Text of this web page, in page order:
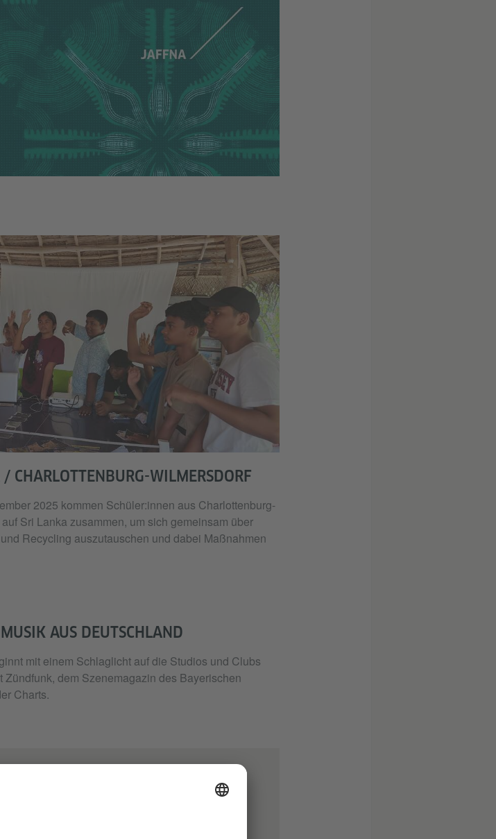
CHARLOTTENBURG-WILMERSDORF
2025 kommen Schüler:innen aus Charlottenburg-
Sri Lanka zusammen, um sich gemeinsam über
Recycling auszutauschen und dabei Maßnahmen
AUS DEUTSCHLAND
mit einem Schlaglicht auf die Studios und Clubs
dem Szenemagazin des Bayerischen
Charts.